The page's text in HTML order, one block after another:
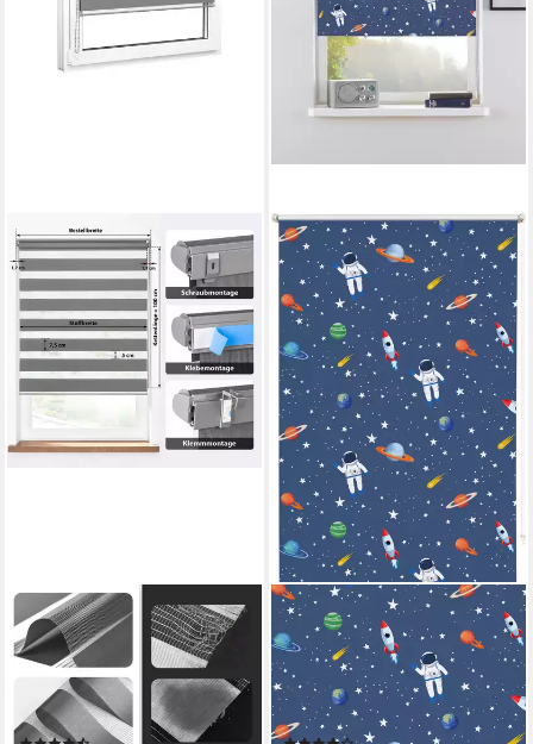
JALOUSIESCOUT
Doppelrollo 30 x 120 cm,
dunkelgrau [Stoffbreite 26,6
cm], blickdicht, mit
Bohren/ohne Bohren,
OTTO HOME
Rollo ASTRONAUT,
verdunkelnd, ohne Bohren,
freihängend, Klemmfix,
Fixmaß, Klemmfix, Astronaut,